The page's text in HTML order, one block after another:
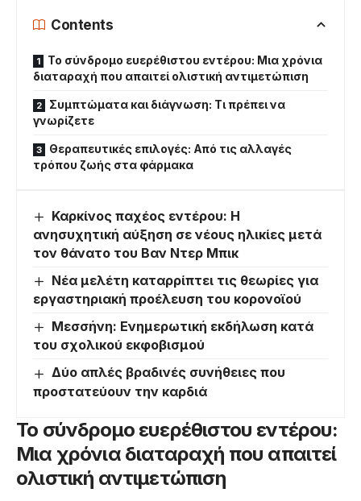
Contents
Το σύνδρομο ευερέθιστου εντέρου: Μια χρόνια
διαταραχή που απαιτεί ολιστική αντιμετώπιση
Συμπτώματα και διάγνωση: Τι πρέπει να
γνωρίζετε
Θεραπευτικές επιλογές: Από τις αλλαγές
τρόπου ζωής στα φάρμακα
Καρκίνος παχέος εντέρου: Η
ανησυχητική αύξηση σε νέους ηλικίες μετά
τον θάνατο του Βαν Ντερ Μπικ
Νέα μελέτη καταρρίπτει τις θεωρίες για
εργαστηριακή προέλευση του κορονοϊού
Μεσσήνη: Ενημερωτική εκδήλωση κατά
του σχολικού εκφοβισμού
Δύο απλές βραδινές συνήθειες που
προστατεύουν την καρδιά
Το σύνδρομο ευερέθιστου εντέρου:
Μια χρόνια διαταραχή που απαιτεί
ολιστική αντιμετώπιση